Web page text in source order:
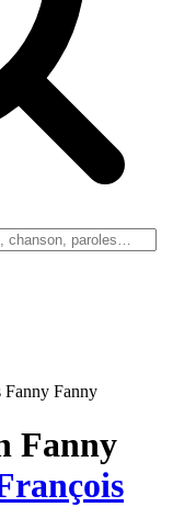
Fanny Fanny
Fanny